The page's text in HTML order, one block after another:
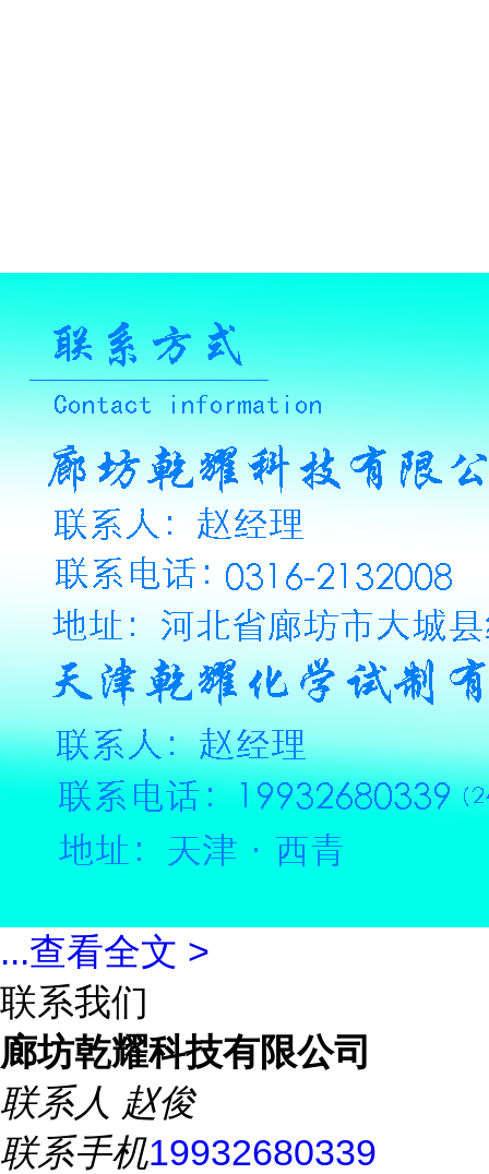
...查看全文 >
联系我们
廊坊乾耀科技有限公司
联系人 赵俊
联系手机19932680339